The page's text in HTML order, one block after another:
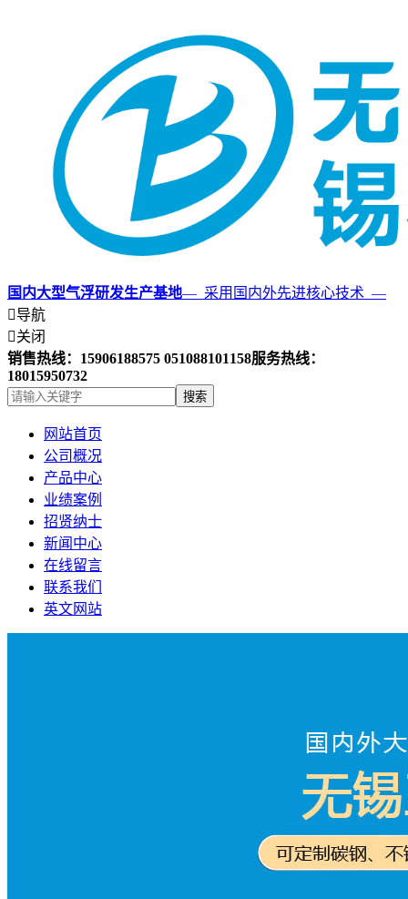
国内大型气浮研发生产基地— 采用国内外先进核心技术 —
导航
关闭
销售热线：15906188575 051088101158服务热线：
18015950732
网站首页
公司概况
产品中心
业绩案例
招贤纳士
新闻中心
在线留言
联系我们
英文网站